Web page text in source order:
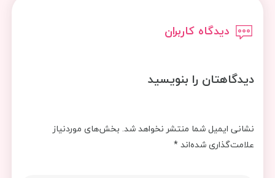
دیدگاه کاربران
دیدگاهتان را بنویسید
نشانی ایمیل شما منتشر نخواهد شد. بخش‌های موردنیاز
علامت‌گذاری شده‌اند*